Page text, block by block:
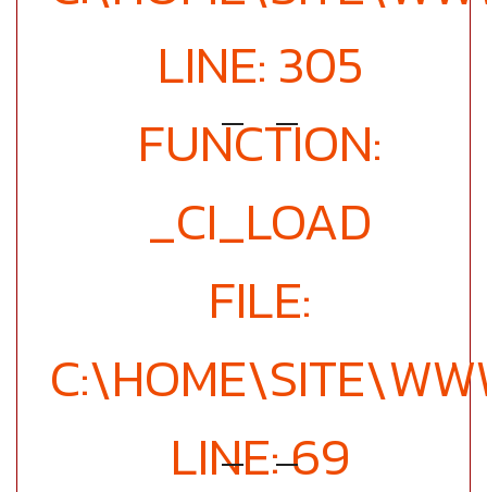
LINE: 305
FUNCTION:
_CI_LOAD
FILE:
LINE: 69